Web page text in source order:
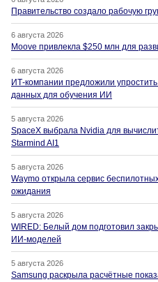
Правительство создало рабочую
6 августа 2026
Moove привлекла $250 млн для
6 августа 2026
ИТ-компании предложили
данных для обучения ИИ
5 августа 2026
SpaceX выбрала Nvidia для
Starmind AI1
5 августа 2026
Waymo открыла сервис
ожидания
5 августа 2026
WIRED: Белый дом подготовил
ИИ-моделей
5 августа 2026
Samsung раскрыла расчётные